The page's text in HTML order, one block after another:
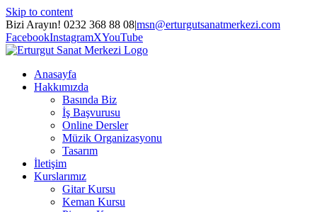
Skip to content
Bizi Arayın! 0232 368 88 08|msn@erturgutsanatmerkezi.com
FacebookInstagramXYouTube
Anasayfa
Hakkımızda
Basında Biz
İş Başvurusu
Online Dersler
Müzik Organizasyonu
Tasarım
İletişim
Kurslarımız
Gitar Kursu
Keman Kursu